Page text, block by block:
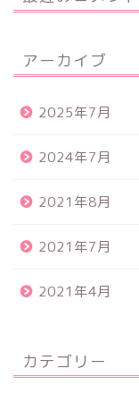
アーカイブ
2025年7月
2024年7月
2021年8月
2021年7月
2021年4月
カテゴリー